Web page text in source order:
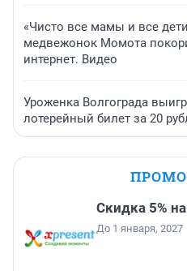
«Чисто все мамы и все
медвежонок Момота
интернет. Видео
Уроженка Волгограда
лотерейный билет за 20
Скидка 5%
До 1 января, 2027